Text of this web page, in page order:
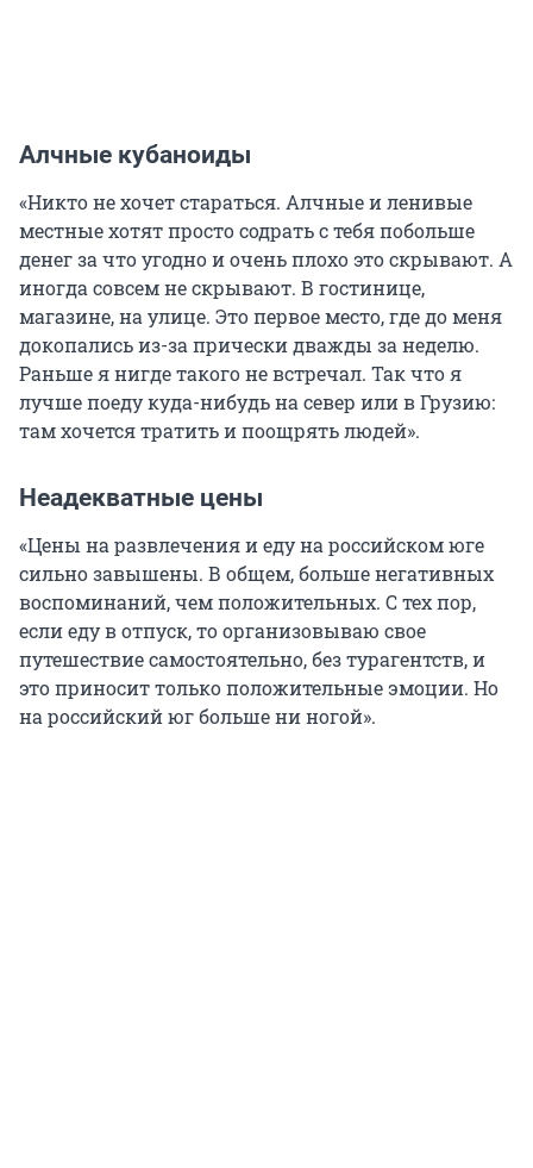
Алчные кубаноиды
«Никто не хочет стараться. Алчные и ленивые
местные хотят просто содрать с тебя побольше
денег за что угодно и очень плохо это скрывают. А
иногда совсем не скрывают. В гостинице,
магазине, на улице. Это первое место, где до меня
докопались из-за прически дважды за неделю.
Раньше я нигде такого не встречал. Так что я
лучше поеду куда-нибудь на север или в Грузию:
там хочется тратить и поощрять людей».
Неадекватные цены
«Цены на развлечения и еду на российском юге
сильно завышены. В общем, больше негативных
воспоминаний, чем положительных. С тех пор,
если еду в отпуск, то организовываю свое
путешествие самостоятельно, без турагентств, и
это приносит только положительные эмоции. Но
на российский юг больше ни ногой».